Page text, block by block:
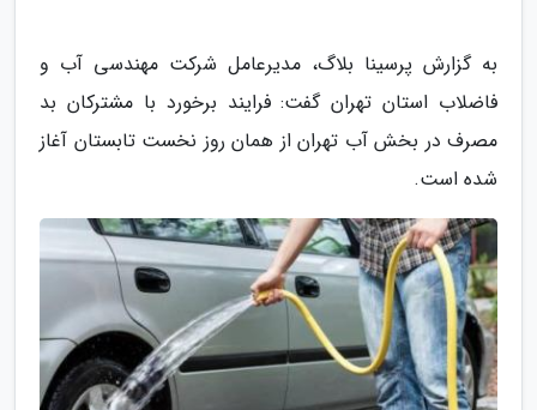
به گزارش پرسینا بلاگ، مدیرعامل شرکت مهندسی آب و
فاضلاب استان تهران گفت: فرایند برخورد با مشترکان بد
مصرف در بخش آب تهران از همان روز نخست تابستان آغاز
شده است.